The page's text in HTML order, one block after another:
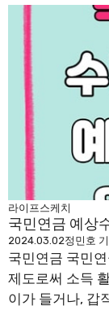
라이프스케치
국민연금 예상
2024.03.02정민호
국민연금 국민
제도로써 소득
이가 들거나, 갑